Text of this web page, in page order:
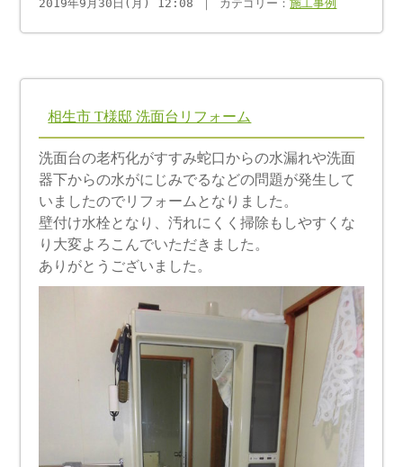
2019年9月30日(月) 12:08 ｜ カテゴリー：施工事例
相生市 T様邸 洗面台リフォーム
洗面台の老朽化がすすみ蛇口からの水漏れや洗面
器下からの水がにじみでるなどの問題が発生して
いましたのでリフォームとなりました。
壁付け水栓となり、汚れにくく掃除もしやすくな
り大変よろこんでいただきました。
ありがとうございました。